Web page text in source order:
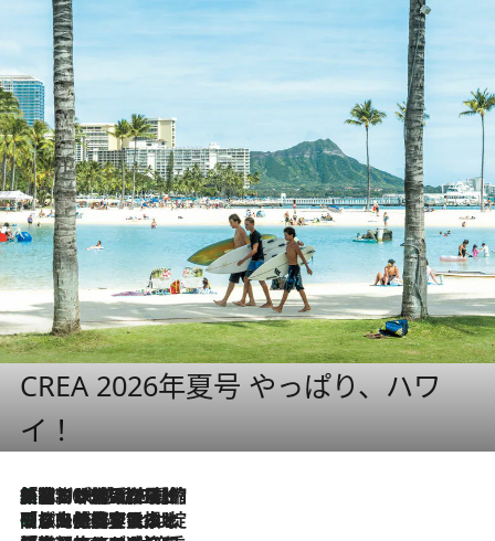
CREA 2026年夏号 やっぱり、ハワ
イ！
2026.8.6
「荷物が増えるほど旅ストレスは増す」美容ジャーナリストがたどり着いた最終結論。“化粧品を劇的に減らす”感動の凝縮美容とは
2026.8.6
「旅先には金髪ウィッグを持参」日本と同じメイクでは損してる!? 美容ジャーナリストが提案する“掟破りの旅美容”とは